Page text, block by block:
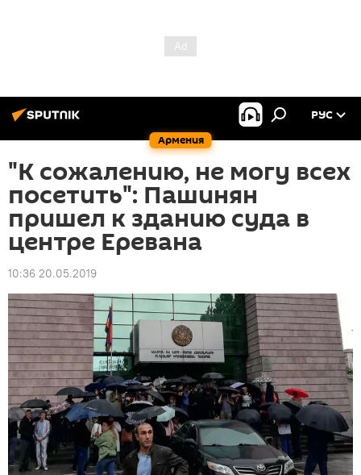
Армения
РУС
"К сожалению, не могу всех
посетить": Пашинян
пришел к зданию суда в
центре Еревана
10:36 20.05.2019